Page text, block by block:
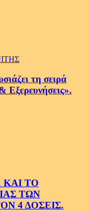
τη σειρά
Εξερευνήσεις».
ΚΑΙ ΤΟ
ΤΩΝ
4 ΔΟΣΕΙΣ.